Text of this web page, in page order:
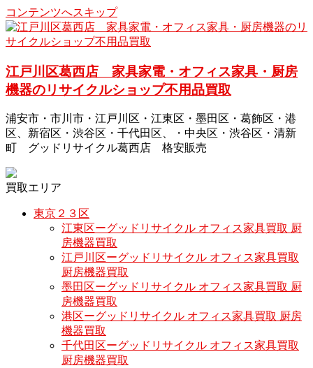
コンテンツへスキップ
江戸川区葛西店 家具家電・オフィス家具・厨房
機器のリサイクルショップ不用品買取
浦安市・市川市・江戸川区・江東区・墨田区・葛飾区・港
区、新宿区・渋谷区・千代田区、・中央区・渋谷区・清新
町 グッドリサイクル葛西店 格安販売
買取エリア
東京２３区
江東区ーグッドリサイクル オフィス家具買取 厨
房機器買取
江戸川区ーグッドリサイクル オフィス家具買取
厨房機器買取
墨田区ーグッドリサイクル オフィス家具買取 厨
房機器買取
港区ーグッドリサイクル オフィス家具買取 厨房
機器買取
千代田区ーグッドリサイクル オフィス家具買取
厨房機器買取